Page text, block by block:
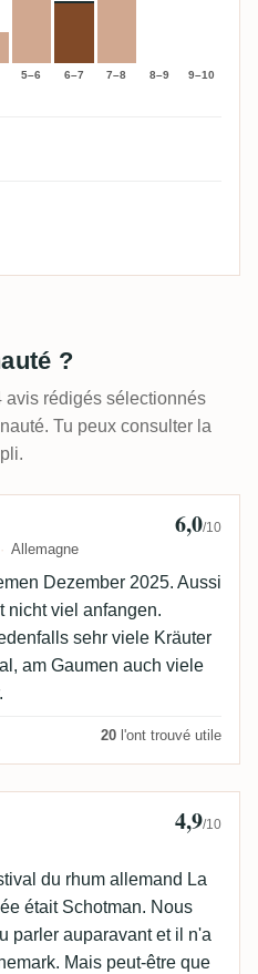
5–6 6–7 7–8 8–9 9–10
?
avis rédigés sélectionnés
Tu peux consulter la
Allemagne
6,0/10
Dezember 2025. Aussi
nicht viel anfangen.
sehr viele Kräuter
am Gaumen auch viele
20 l'ont trouvé utile
4,9/10
du rhum allemand La
était Schotman. Nous
parler auparavant et il n'a
Mais peut-être que